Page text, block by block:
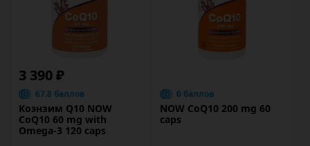
3 390 ₽
67.8 баллов
Коэнзим Q10 NOW
CoQ10 60 mg with
Omega-3 120 caps
0 баллов
NOW CoQ10 200 mg 60
caps